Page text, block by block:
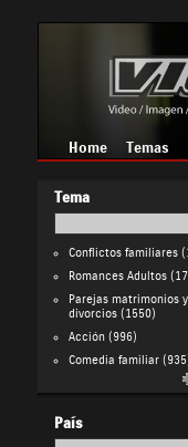
Home Temas
Tema
Conflictos familiares
Romances Adultos
Parejas matrimonios y
divorcios(1550)
Acción(996)
Comedia familiar
País